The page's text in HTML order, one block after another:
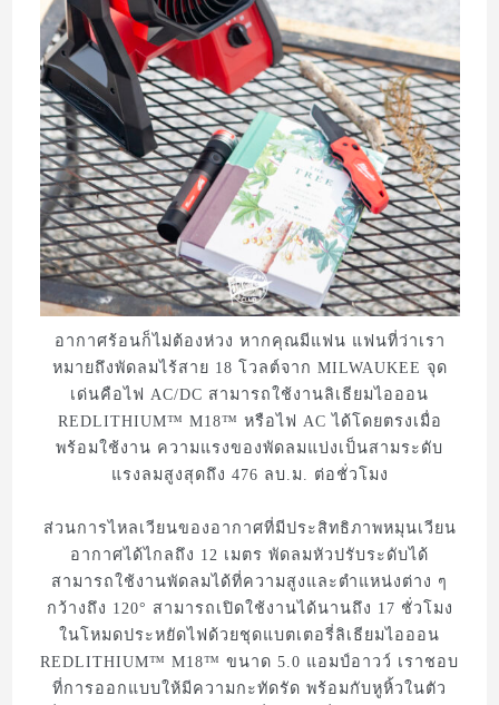
อากาศร้อนก็ไม่ต้องห่วง หากคุณมีแฟน แฟนที่ว่าเรา
หมายถึงพัดลมไร้สาย 18 โวลต์จาก MILWAUKEE จุด
เด่นคือไฟ AC/DC สามารถใช้งานลิเธียมไอออน
REDLITHIUM™ M18™ หรือไฟ AC ได้โดยตรงเมื่อ
พร้อมใช้งาน ความแรงของพัดลมแบ่งเป็นสามระดับ
แรงลมสูงสุดถึง 476 ลบ.ม. ต่อชั่วโมง
ส่วนการไหลเวียนของอากาศที่มีประสิทธิภาพหมุนเวียน
อากาศได้ไกลถึง 12 เมตร พัดลมหัวปรับระดับได้
สามารถใช้งานพัดลมได้ที่ความสูงและตำแหน่งต่าง ๆ
กว้างถึง 120° สามารถเปิดใช้งานได้นานถึง 17 ชั่วโมง
ในโหมดประหยัดไฟด้วยชุดแบตเตอรี่ลิเธียมไอออน
REDLITHIUM™ M18™ ขนาด 5.0 แอมป์อาวว์ เราชอบ
ที่การออกแบบให้มีความกะทัดรัด พร้อมกับหูหิ้วในตัว